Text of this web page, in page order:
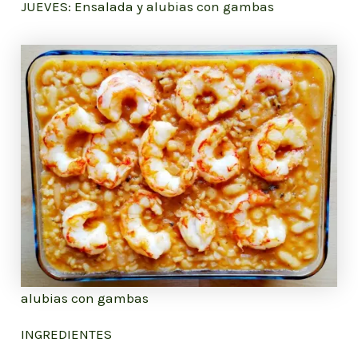
JUEVES: Ensalada y alubias con gambas
alubias con gambas
INGREDIENTES